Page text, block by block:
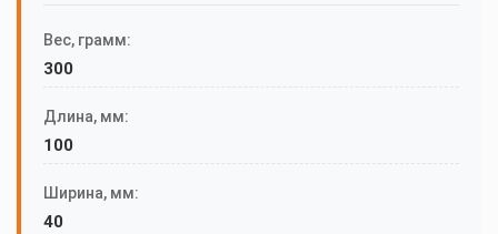
Вес, грамм:
300
Длина, мм:
100
Ширина, мм:
40